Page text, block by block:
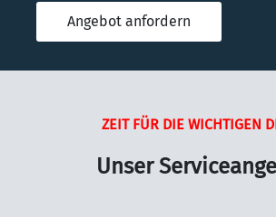
Angebot anfordern
ZEIT FÜR DIE WICHTIGEN
Unser